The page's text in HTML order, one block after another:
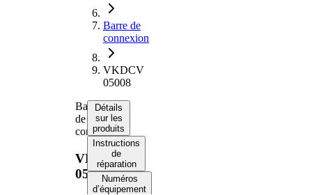
Barre de
connexion
VKDCV
05008
Barre
de
connexion
VKDCV
05008
Détails
sur les
produits
Instructions
de
réparation
Numéros
d’équipement